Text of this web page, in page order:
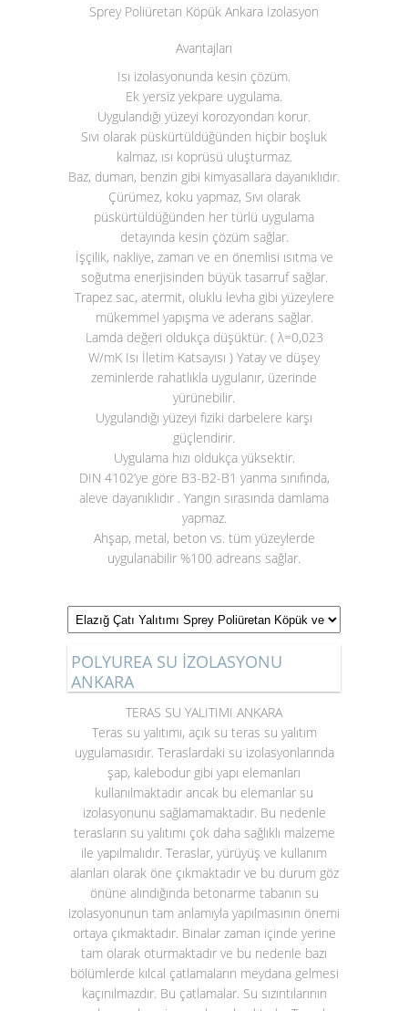
Sprey Poliüretan Köpük Ankara İzolasyon
Avantajları
Isı izolasyonunda kesin çözüm.
Ek yersiz yekpare uygulama.
Uygulandığı yüzeyi korozyondan korur.
Sıvı olarak püskürtüldüğünden hiçbir boşluk
kalmaz, ısı koprüsü uluşturmaz.
Baz, duman, benzin gibi kimyasallara dayanıklıdır.
Çürümez, koku yapmaz, Sıvı olarak
püskürtüldüğünden her türlü uygulama
detayında kesin çözüm sağlar.
İşçilik, nakliye, zaman ve en önemlisi ısıtma ve
soğutma enerjisinden büyük tasarruf sağlar.
Trapez sac, atermit, oluklu levha gibi yüzeylere
mükemmel yapışma ve aderans sağlar.
Lamda değeri oldukça düşüktür. ( λ=0,023
W/mK Isı İletim Katsayısı ) Yatay ve düşey
zeminlerde rahatlıkla uygulanır, üzerinde
yürünebilir.
Uygulandığı yüzeyi fiziki darbelere karşı
güçlendirir.
Uygulama hızı oldukça yüksektir.
DIN 4102’ye göre B3-B2-B1 yanma sınıfında,
aleve dayanıklıdır . Yangın sırasında damlama
yapmaz.
Ahşap, metal, beton vs. tüm yüzeylerde
uygulanabilir %100 adreans sağlar.
POLYUREA SU İZOLASYONU
ANKARA
TERAS SU YALITIMI ANKARA
Teras su yalıtımı, açık su teras su yalıtım
uygulamasıdır. Teraslardaki su izolasyonlarında
şap, kalebodur gibi yapı elemanları
kullanılmaktadır ancak bu elemanlar su
izolasyonunu sağlamamaktadır. Bu nedenle
terasların su yalıtımı çok daha sağlıklı malzeme
ile yapılmalıdır. Teraslar, yürüyüş ve kullanım
alanları olarak öne çıkmaktadır ve bu durum göz
önüne alındığında betonarme tabanın su
izolasyonunun tam anlamıyla yapılmasının önemi
ortaya çıkmaktadır. Binalar zaman içinde yerine
tam olarak oturmaktadır ve bu nedenle bazı
bölümlerde kılcal çatlamaların meydana gelmesi
kaçınılmazdır. Bu çatlamalar. Su sızıntılarının